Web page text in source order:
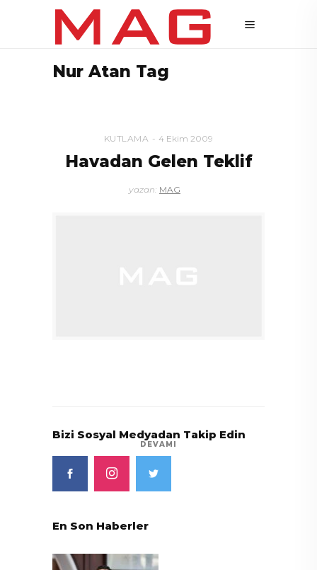
Nur Atan Tag
KUTLAMA 4 Ekim 2009
Havadan Gelen Teklif
yazan: MAG
DEVAMI
Bizi Sosyal Medyadan Takip Edin
En Son Haberler